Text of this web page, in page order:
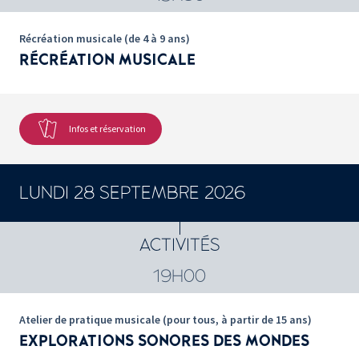
Récréation musicale (de 4 à 9 ans)
RÉCRÉATION MUSICALE
Infos et réservation
LUNDI 28 SEPTEMBRE 2026
ACTIVITÉS
19H00
Atelier de pratique musicale (pour tous, à partir de 15 ans)
EXPLORATIONS SONORES DES MONDES